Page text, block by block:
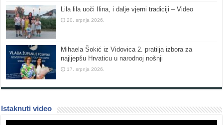
Lila lila uoči Ilina, i dalje vjerni tradiciji – Video
20. srpnja 2026.
Mihaela Šokić iz Vidovica 2. pratilja izbora za
najljepšu Hrvaticu u narodnoj nošnji
17. srpnja 2026.
Istaknuti video